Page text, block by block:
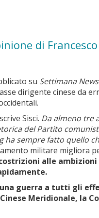
di Francesco
su Settimana News
dirigente cinese da
Sisci. Da almeno tre
del Partito
ha sempre fatto quello
militare migliora
alle ambizioni
guerra a tutti gli
Meridionale, la